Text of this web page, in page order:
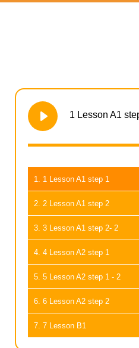
1 Lesson A1
1. 1 Lesson A1 step 1
2. 2 Lesson A1 step 2
3. 3 Lesson A1 step 2- 2
4. 4 Lesson A2 step 1
5. 5 Lesson A2 step 1 - 2
6. 6 Lesson A2 step 2
7. 7 Lesson B1